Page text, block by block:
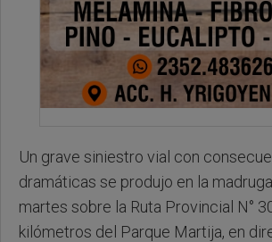
Un grave siniestro vial con
dramáticas se produjo en la
martes sobre la Ruta Provincial N°
kilómetros del Parque Martija, en